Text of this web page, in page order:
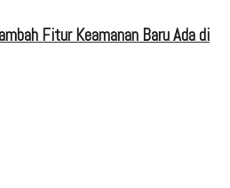
Fitur Keamanan Baru Ada di